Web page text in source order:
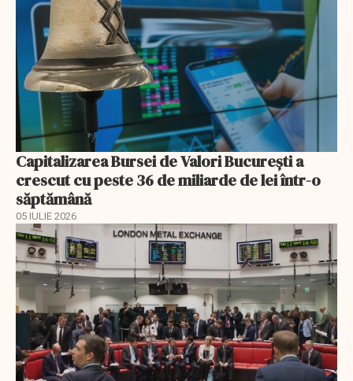
Capitalizarea Bursei de Valori Bucureşti a
crescut cu peste 36 de miliarde de lei într-o
săptămână
05 IULIE 2026